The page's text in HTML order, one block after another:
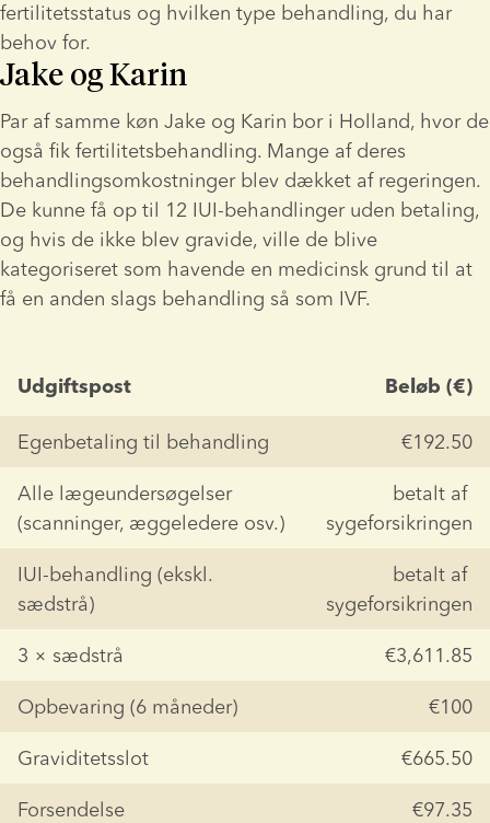
fertilitetsstatus og hvilken type behandling, du har
behov for.
Jake og Karin
Par af samme køn Jake og Karin bor i Holland, hvor de
også fik fertilitetsbehandling. Mange af deres
behandlingsomkostninger blev dækket af regeringen.
De kunne få op til 12 IUI-behandlinger uden betaling,
og hvis de ikke blev gravide, ville de blive
kategoriseret som havende en medicinsk grund til at
få en anden slags behandling så som IVF.
Udgiftspost Beløb (€)
Egenbetaling til behandling €192.50
Alle lægeundersøgelser
(scanninger, æggeledere osv.)
betalt af
sygeforsikringen
IUI-behandling (ekskl.
sædstrå)
betalt af
sygeforsikringen
3 × sædstrå €3,611.85
Opbevaring (6 måneder) €100
Graviditetsslot €665.50
Forsendelse €97.35